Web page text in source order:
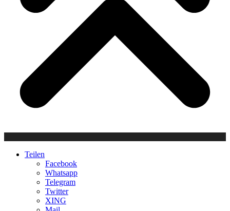
Teilen
Facebook
Whatsapp
Telegram
Twitter
XING